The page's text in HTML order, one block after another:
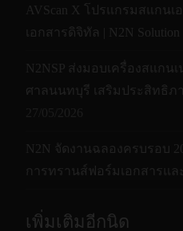
AVScan X โปรแกรมสแกนเ
เอกสารดิจิทัล | N2N Solution
N2NSP ส่งมอบเครื่องสแกน
ศาลนนทบุรี เสริมประสิทธิภ
N2N จัดงานฉลองครบรอบ
การทรานส์ฟอร์มเอกสารแล
เพิ่มเติมอีกนิด